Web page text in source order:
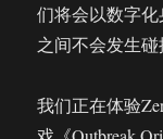
们将会以数字
之间不会发生碰
我们正在体验